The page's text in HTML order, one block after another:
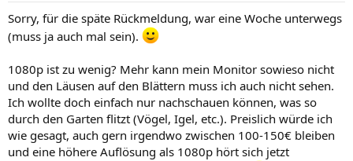
Sorry, für die späte Rückmeldung, war eine Woche unterwegs
(muss ja auch mal sein).
1080p ist zu wenig? Mehr kann mein Monitor sowieso nicht
und den Läusen auf den Blättern muss ich auch nicht sehen.
Ich wollte doch einfach nur nachschauen können, was so
durch den Garten flitzt (Vögel, Igel, etc.). Preislich würde ich
wie gesagt, auch gern irgendwo zwischen 100-150€ bleiben
und eine höhere Auflösung als 1080p hört sich jetzt